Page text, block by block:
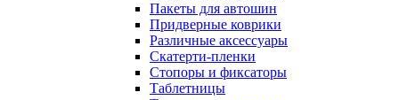
Пакеты для автошин
Придверные коврики
Различные аксессуары
Скатерти-пленки
Стопоры и фиксаторы
Таблетницы